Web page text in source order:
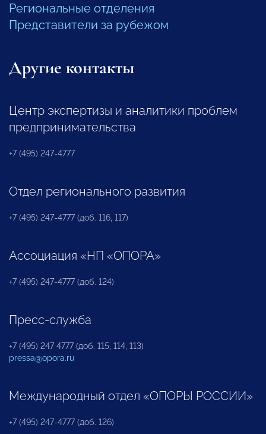
Региональные отделения
Представители за рубежом
Другие контакты
Центр экспертизы и аналитики проблем
предпринимательства
+7 (495) 247-4777
Отдел регионального развития
+7 (495) 247-4777 (доб. 116, 117)
Ассоциация «НП «ОПОРА»
+7 (495) 247-4777 (доб. 124)
Пресс-служба
+7 (495) 247 4777 (доб. 115, 114, 113)
pressa@opora.ru
Международный отдел «ОПОРЫ РОССИИ»
+7 (495) 247-4777 (доб. 126)